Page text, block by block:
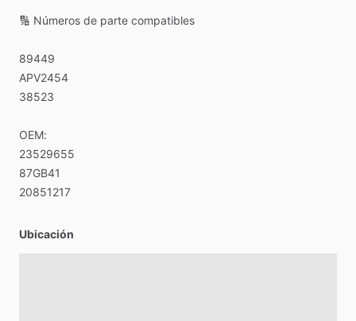
🔢 Números de parte compatibles
89449
APV2454
38523
OEM:
23529655
87GB41
20851217
Ubicación